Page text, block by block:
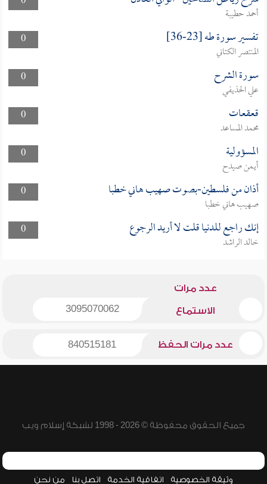
أحمد حطيبة
0
تفسير سورة طه [23-36]
المنتصر الكتاني
0
سورة الشرح
علي الحذيفي
0
قعقعات
محمد المساعد
0
المسؤولية
أيمن صيدح
0
أذان من فلسطين-بصوت صهيب هاني خطبا
صهيب هاني خطبا
0
إنك راجع للدنيا قلت لا أريد الرجوع
خالد الراشد
عدد مرات
الاستماع 3095070062
عدد مرات الحفظ 840515181
جميع الحقوق محفوظة © 2026 - 1998 لشبكة إسلام ويب
وثيقة الخصوصية اتفاقية الخدمة اتصل بنا من نحن